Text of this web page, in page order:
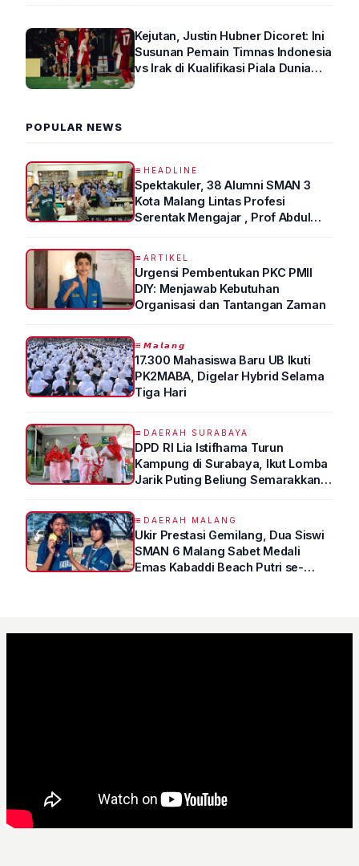
Kejutan, Justin Hubner Dicoret: Ini
Susunan Pemain Timnas Indonesia
vs Irak di Kualifikasi Piala Dunia
POPULAR NEWS
HEADLINE
Spektakuler, 38 Alumni SMAN 3
Kota Malang Lintas Profesi
Serentak Mengajar , Prof Abdul
ARTIKEL
Urgensi Pembentukan PKC PMII
DIY: Menjawab Kebutuhan
Organisasi dan Tantangan Zaman
𝙈𝙖𝙡𝙖𝙣𝙜
17.300 Mahasiswa Baru UB Ikuti
PK2MABA, Digelar Hybrid Selama
Tiga Hari
DAERAH SURABAYA
DPD RI Lia Istifhama Turun
Kampung di Surabaya, Ikut Lomba
Jarik Puting Beliung Semarakkan
DAERAH MALANG
Ukir Prestasi Gemilang, Dua Siswi
SMAN 6 Malang Sabet Medali
Emas Kabaddi Beach Putri se-